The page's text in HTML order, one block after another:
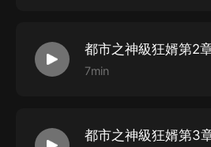
都市之神級狂婿第2
7min
都市之神級狂婿第3